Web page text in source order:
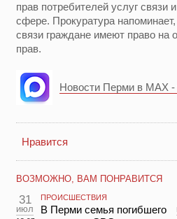
прав потребителей услуг
сфере. Прокуратура
связи граждане имеют право на
прав.
Новости Перми в MAX
Нравится
ВОЗМОЖНО, ВАМ ПОНРАВИТСЯ
31
июл
ПРОИСШЕСТВИЯ
В Перми семья погибшего